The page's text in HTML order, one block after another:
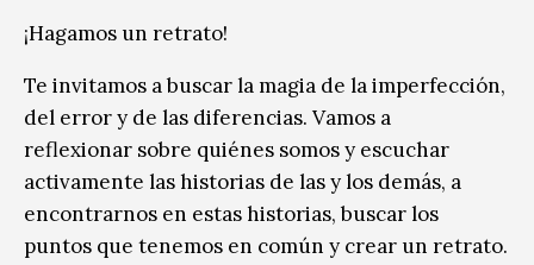
¡Hagamos un retrato!
Te invitamos a buscar la magia de la imperfección,
del error y de las diferencias. Vamos a
reflexionar sobre quiénes somos y escuchar
activamente las historias de las y los demás, a
encontrarnos en estas historias, buscar los
puntos que tenemos en común y crear un retrato.